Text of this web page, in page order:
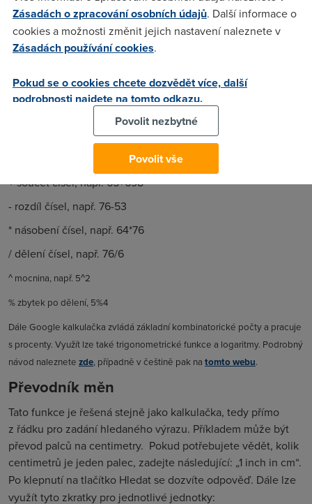
Kalkulačku pojali vývojáři Googlu stejně jednoduše jako
cokoli jiného. Do řádku pro vyhledávání přímo píšete výraz
pro výpočet – tedy například „565+765“. Po kliknutí na
tlačítko Vyhledat Googlem (nebo klávesou ENTER).
Důležitější je znát operátory, které lze při výpočtech použít:
+ součet čísel, např. 65+698
- rozdíl čísel, např. 76-53
* násobení čísel, např. 64*76
/ dělení čísel, např. 76/6
^ mocnina, např. 5^2
% zbytek po dělení, 5%4
Dále Google kalkulačka zvládá základní kombinatorické počty a pracuje
s procenty. Využít lze také trigonometrické funkce a logaritmy. Podrobný
návod naleznete zde, případně v češtině pak na tomto webu.
Převodník měn
Tato funkce je řešená stejně jako kalkulačka, tedy přímo
z řádku pro zadání hledaného výrazu. Příkladem může být
převod palců na centimetry. Pokud potřebujete vědět, kolik
centimetrů je jeden palec, zadejte následující: „1 inch in cm“.
Po klepnutí na tlačítko Hledat se dozvíte odpověď. Dále lze
využít tyto zkratky pro jednotlivé jednotky:
Zásadách o zpracování osobních údajů. Další informace o
cookies a možnosti změnit jejich nastavení naleznete v
Zásadách používání cookies.
Pokud se o cookies chcete dozvědět více, další
podrobnosti najdete na tomto odkazu.
Povolit nezbytné
Povolit vše